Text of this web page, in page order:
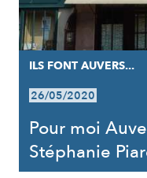
ILS FONT AUVERS...
26/05/2020
Pour moi
Stéphanie